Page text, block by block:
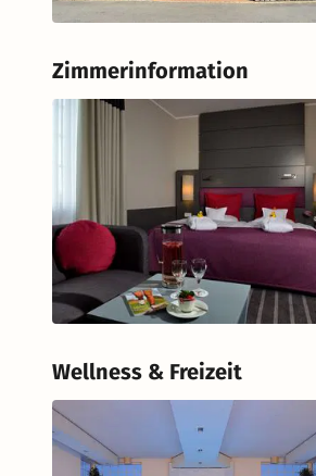
Zimmerinformation
Wellness & Freizeit